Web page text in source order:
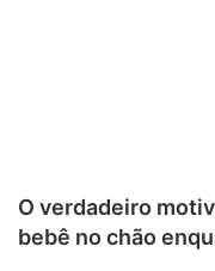
O verdadeiro
bebê no chão